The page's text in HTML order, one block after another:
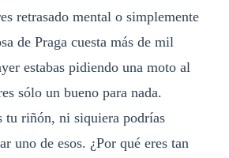
retrasado mental o simplemente
de Praga cuesta más de mil
estabas pidiendo una moto al
sólo un bueno para nada.
tu riñón, ni siquiera podrías
uno de esos. ¿Por qué eres tan